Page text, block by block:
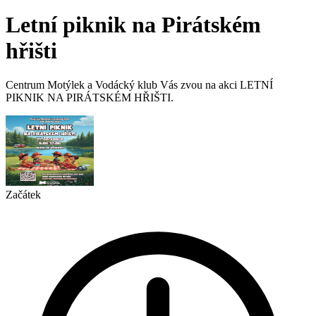
Letní piknik na Pirátském
hřišti
Centrum Motýlek a Vodácký klub Vás zvou na akci LETNÍ
PIKNIK NA PIRÁTSKÉM HŘIŠTI.
Začátek